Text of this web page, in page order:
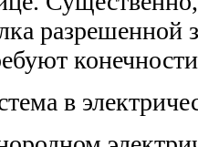
разрешенной
в